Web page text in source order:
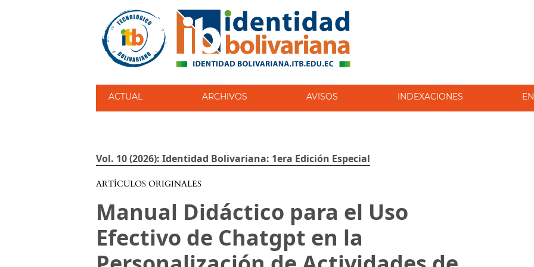
ACTUAL ARCHIVOS AVISOS INDEXACIONES
Vol. 10 (2026): Identidad Bolivariana: 1era Edición Especial
ARTÍCULOS ORIGINALES
Manual Didáctico para el Uso
Efectivo de Chatgpt en la